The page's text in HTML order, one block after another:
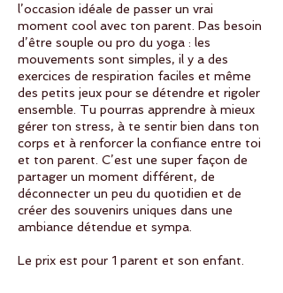
l’occasion idéale de passer un vrai
moment cool avec ton parent. Pas besoin
d’être souple ou pro du yoga : les
mouvements sont simples, il y a des
exercices de respiration faciles et même
des petits jeux pour se détendre et rigoler
ensemble. Tu pourras apprendre à mieux
gérer ton stress, à te sentir bien dans ton
corps et à renforcer la confiance entre toi
et ton parent. C’est une super façon de
partager un moment différent, de
déconnecter un peu du quotidien et de
créer des souvenirs uniques dans une
ambiance détendue et sympa.
Le prix est pour 1 parent et son enfant.